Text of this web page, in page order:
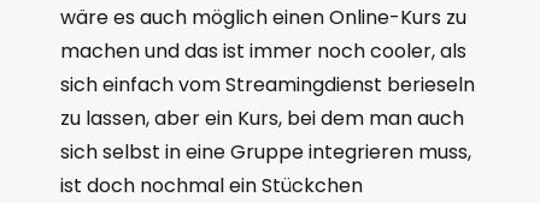
wäre es auch möglich einen Online-Kurs zu
machen und das ist immer noch cooler, als
sich einfach vom Streamingdienst berieseln
zu lassen, aber ein Kurs, bei dem man auch
sich selbst in eine Gruppe integrieren muss,
ist doch nochmal ein Stückchen